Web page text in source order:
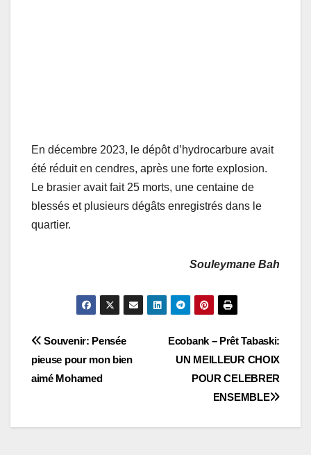
En décembre 2023, le dépôt d’hydrocarbure avait
été réduit en cendres, après une forte explosion.
Le brasier avait fait 25 morts, une centaine de
blessés et plusieurs dégâts enregistrés dans le
quartier.
Souleymane Bah
Navigation
de
Ecobank – Prêt Tabaski:
UN MEILLEUR CHOIX
POUR CELEBRER
ENSEMBLE
Souvenir: Pensée
pieuse pour mon bien
aimé Mohamed